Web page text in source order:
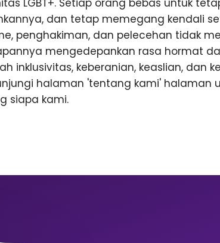
LGBT+. Setiap orang bebas untuk
dan tetap memegang kendali
penghakiman, dan pelecehan tidak
mengedepankan rasa hormat
inklusivitas, keberanian, keaslian, dan
halaman 'tentang kami' halaman
siapa kami.